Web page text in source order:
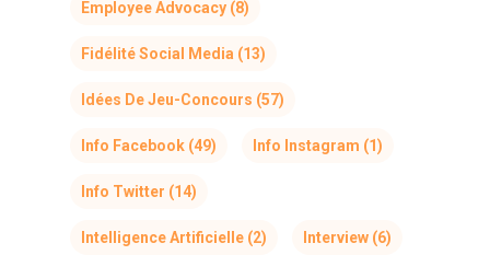
Employee Advocacy (8)
Fidélité Social Media (13)
Idées De Jeu-Concours (57)
Info Facebook (49) Info Instagram (1)
Info Twitter (14)
Intelligence Artificielle (2) Interview (6)